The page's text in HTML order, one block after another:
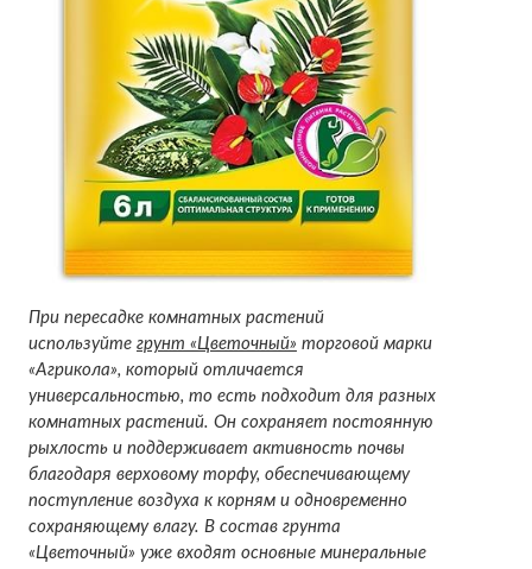
При пересадке комнатных растений
используйте грунт «Цветочный» торговой марки
«Агрикола», который отличается
универсальностью, то есть подходит для разных
комнатных растений. Он сохраняет постоянную
рыхлость и поддерживает активность почвы
благодаря верховому торфу, обеспечивающему
поступление воздуха к корням и одновременно
сохраняющему влагу. В состав грунта
«Цветочный» уже входят основные минеральные